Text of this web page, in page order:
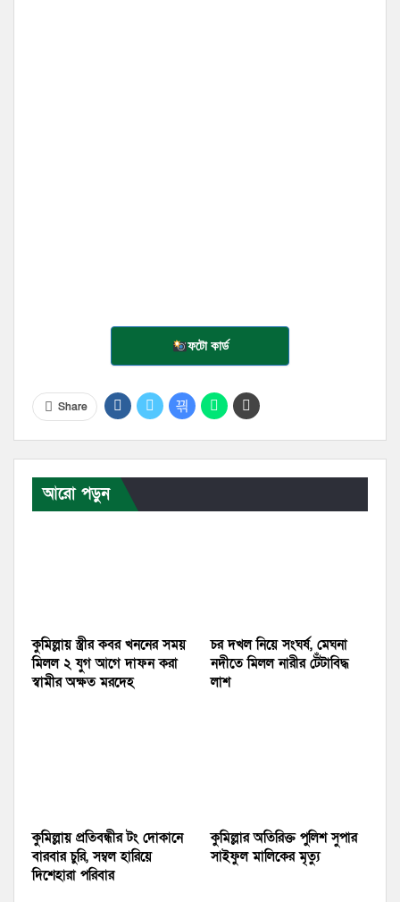
ফটো কার্ড
Share
আরো পড়ুন
কুমিল্লায় স্ত্রীর কবর খননের সময়
মিলল ২ যুগ আগে দাফন করা
স্বামীর অক্ষত মরদেহ
চর দখল নিয়ে সংঘর্ষ, মেঘনা
নদীতে মিলল নারীর টেঁটাবিদ্ধ
লাশ
কুমিল্লায় প্রতিবন্ধীর টং দোকানে
বারবার চুরি, সম্বল হারিয়ে
দিশেহারা পরিবার
কুমিল্লার অতিরিক্ত পুলিশ সুপার
সাইফুল মালিকের মৃত্যু